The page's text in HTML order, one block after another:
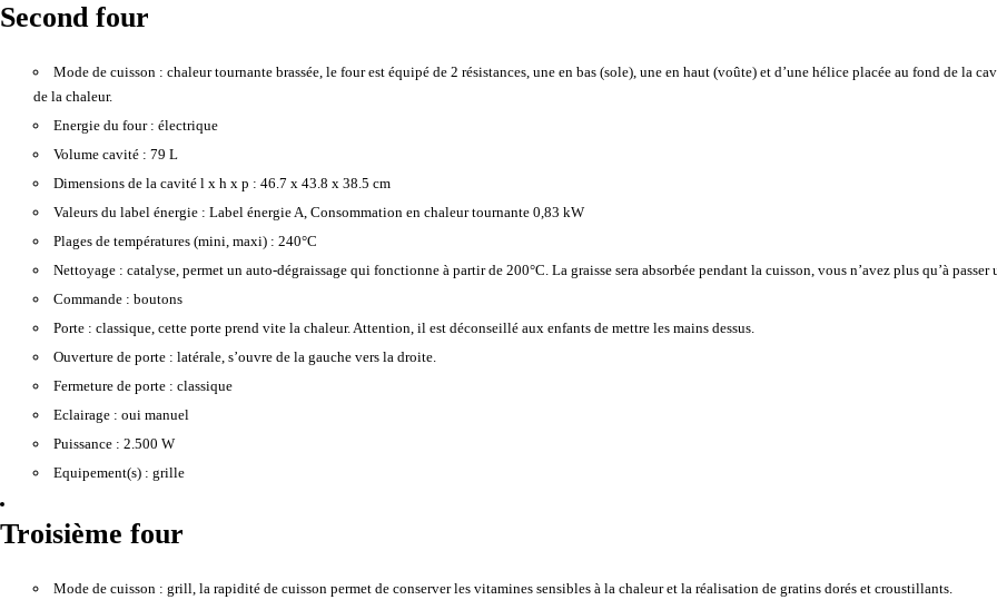
Second four
Mode de cuisson : chaleur tournante brassée, le four est équipé de 2 résistances, une en bas (sole), une en haut (voûte) et d’une hélice placée au fond de la
de la chaleur.
Energie du four : électrique
Volume cavité : 79 L
Dimensions de la cavité l x h x p : 46.7 x 43.8 x 38.5 cm
Valeurs du label énergie : Label énergie A, Consommation en chaleur tournante 0,83 kW
Plages de températures (mini, maxi) : 240°C
Nettoyage : catalyse, permet un auto-dégraissage qui fonctionne à partir de 200°C. La graisse sera absorbée pendant la cuisson, vous n’avez plus qu’à
Commande : boutons
Porte : classique, cette porte prend vite la chaleur. Attention, il est déconseillé aux enfants de mettre les mains dessus.
Ouverture de porte : latérale, s’ouvre de la gauche vers la droite.
Fermeture de porte : classique
Eclairage : oui manuel
Puissance : 2.500 W
Equipement(s) : grille
Troisième four
Mode de cuisson : grill, la rapidité de cuisson permet de conserver les vitamines sensibles à la chaleur et la réalisation de gratins dorés et croustillants.